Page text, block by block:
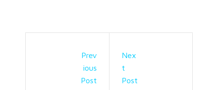
Prev
Ious
Post
Nex
T
Post